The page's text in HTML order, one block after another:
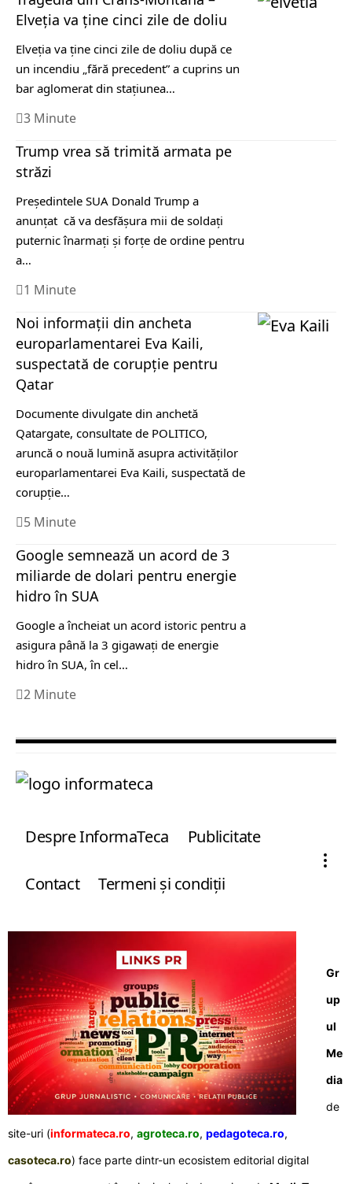
Elveţia va ţine cinci zile de doliu
Elveţia va ţine cinci zile de doliu după ce
un incendiu „fără precedent” a cuprins un
bar aglomerat din staţiunea…
3 Minute
Trump vrea să trimită armata pe
străzi
Preşedintele SUA Donald Trump a
anunţat că va desfăşura mii de soldaţi
puternic înarmaţi şi forţe de ordine pentru
a…
1 Minute
Noi informații din ancheta
europarlamentarei Eva Kaili,
suspectată de corupţie pentru
Qatar
Documente divulgate din anchetă
Qatargate, consultate de POLITICO,
aruncă o nouă lumină asupra activităţilor
europarlamentarei Eva Kaili, suspectată de
corupţie…
5 Minute
Google semnează un acord de 3
miliarde de dolari pentru energie
hidro în SUA
Google a încheiat un acord istoric pentru a
asigura până la 3 gigawaţi de energie
hidro în SUA, în cel…
2 Minute
Despre InformaTeca Publicitate
Contact Termeni şi condiţii
Gr
up
ul
Me
dia
de
site-uri (informateca.ro, agroteca.ro, pedagoteca.ro,
casoteca.ro) face parte dintr-un ecosistem editorial digital